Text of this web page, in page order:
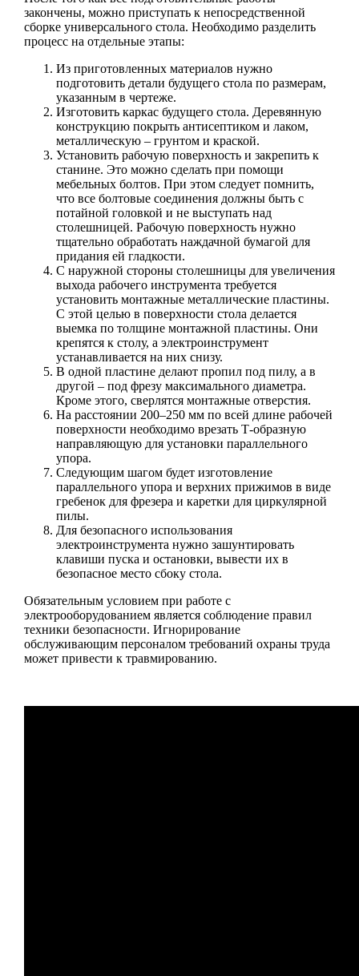
закончены, можно приступать к непосредственной
сборке универсального стола. Необходимо разделить
процесс на отдельные этапы:
Из приготовленных материалов нужно
подготовить детали будущего стола по размерам,
указанным в чертеже.
Изготовить каркас будущего стола. Деревянную
конструкцию покрыть антисептиком и лаком,
металлическую – грунтом и краской.
Установить рабочую поверхность и закрепить к
станине. Это можно сделать при помощи
мебельных болтов. При этом следует помнить,
что все болтовые соединения должны быть с
потайной головкой и не выступать над
столешницей. Рабочую поверхность нужно
тщательно обработать наждачной бумагой для
придания ей гладкости.
С наружной стороны столешницы для увеличения
выхода рабочего инструмента требуется
установить монтажные металлические пластины.
С этой целью в поверхности стола делается
выемка по толщине монтажной пластины. Они
крепятся к столу, а электроинструмент
устанавливается на них снизу.
В одной пластине делают пропил под пилу, а в
другой – под фрезу максимального диаметра.
Кроме этого, сверлятся монтажные отверстия.
На расстоянии 200–250 мм по всей длине рабочей
поверхности необходимо врезать Т-образную
направляющую для установки параллельного
упора.
Следующим шагом будет изготовление
параллельного упора и верхних прижимов в виде
гребенок для фрезера и каретки для циркулярной
пилы.
Для безопасного использования
электроинструмента нужно зашунтировать
клавиши пуска и остановки, вывести их в
безопасное место сбоку стола.
Обязательным условием при работе с
электрооборудованием является соблюдение правил
техники безопасности. Игнорирование
обслуживающим персоналом требований охраны труда
может привести к травмированию.